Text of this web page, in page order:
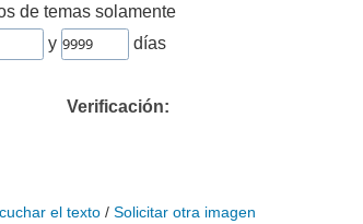
de temas solamente
y días
Verificación:
el texto/ Solicitar otra imagen